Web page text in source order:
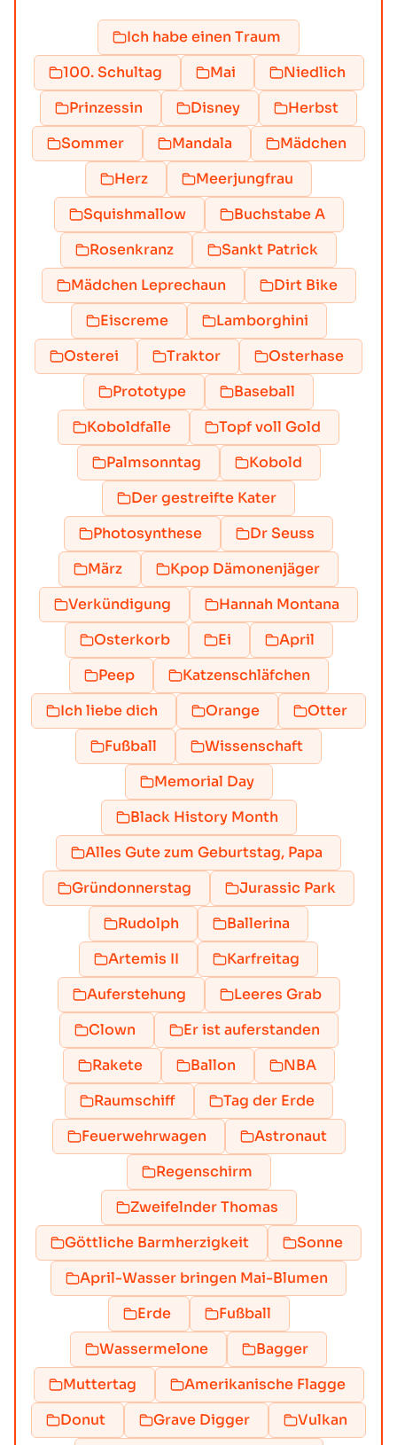
Ich habe einen Traum
100. Schultag
Mai
Niedlich
Prinzessin
Disney
Herbst
Sommer
Mandala
Mädchen
Herz
Meerjungfrau
Squishmallow
Buchstabe A
Rosenkranz
Sankt Patrick
Mädchen Leprechaun
Dirt Bike
Eiscreme
Lamborghini
Osterei
Traktor
Osterhase
Prototype
Baseball
Koboldfalle
Topf voll Gold
Palmsonntag
Kobold
Der gestreifte Kater
Photosynthese
Dr Seuss
März
Kpop Dämonenjäger
Verkündigung
Hannah Montana
Osterkorb
Ei
April
Peep
Katzenschläfchen
Ich liebe dich
Orange
Otter
Fußball
Wissenschaft
Memorial Day
Black History Month
Alles Gute zum Geburtstag, Papa
Gründonnerstag
Jurassic Park
Rudolph
Ballerina
Artemis II
Karfreitag
Auferstehung
Leeres Grab
Clown
Er ist auferstanden
Rakete
Ballon
NBA
Raumschiff
Tag der Erde
Feuerwehrwagen
Astronaut
Regenschirm
Zweifelnder Thomas
Göttliche Barmherzigkeit
Sonne
April-Wasser bringen Mai-Blumen
Erde
Fußball
Wassermelone
Bagger
Muttertag
Amerikanische Flagge
Donut
Grave Digger Vulkan